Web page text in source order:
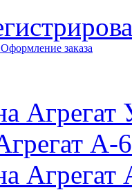
Оформление заказа
А-